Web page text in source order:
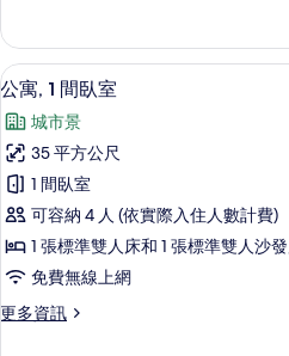
所
有
相
片
開
放
式
房
的
詳
情
顯
示
公
寓,
間
臥
室
的
9
公寓, 1 間臥室
城市景
35 平方公尺
1 間臥室
可容納 4 人 (依實際入住人數計費)
1 張標準雙人床和 1 張標準雙人沙
免費無線上網
更多資訊
更